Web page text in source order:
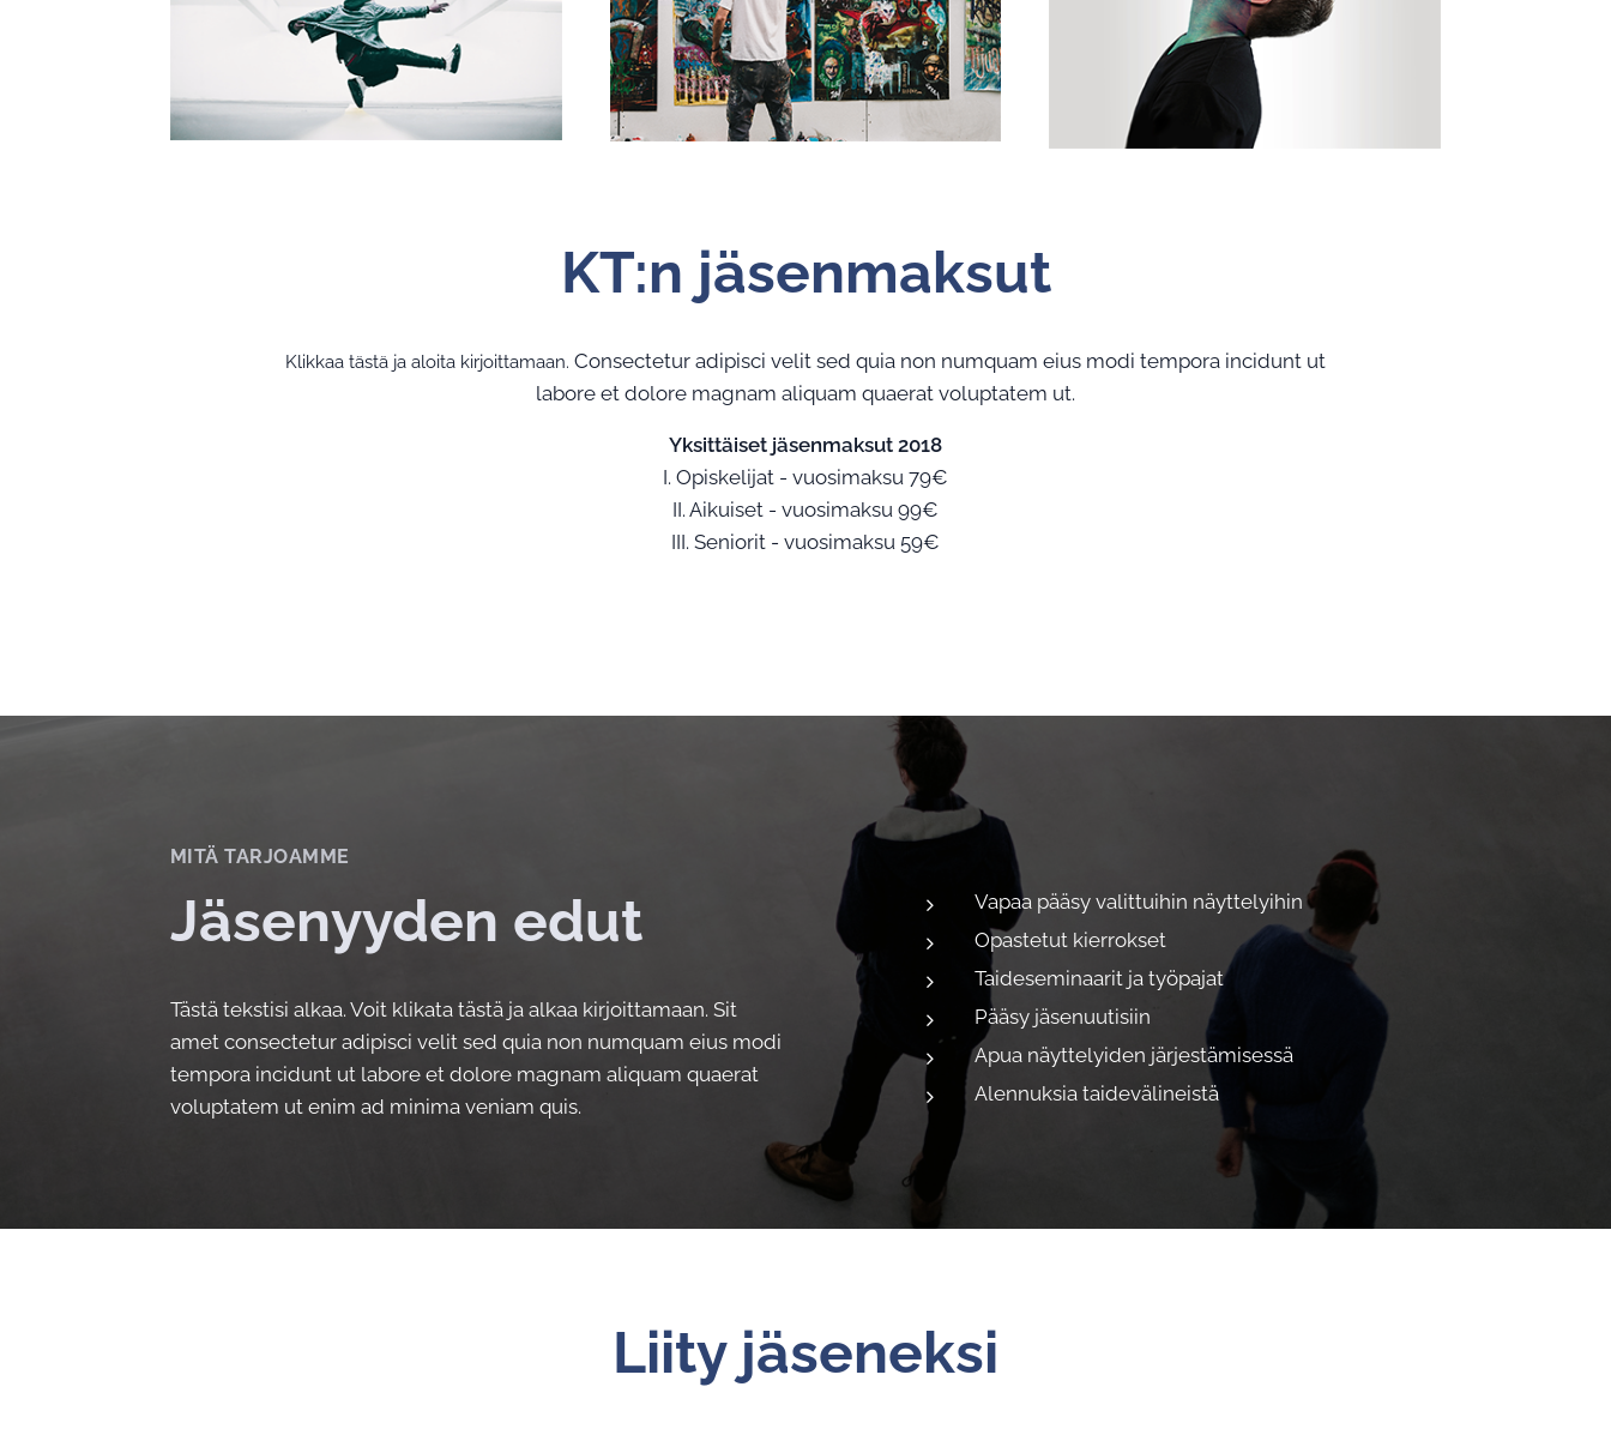
KT:n jäsenmaksut
Klikkaa tästä ja aloita kirjoittamaan. Consectetur adipisci velit sed quia non numquam eius modi tempora incidunt ut
labore et dolore magnam aliquam quaerat voluptatem ut.
Yksittäiset jäsenmaksut 2018
I. Opiskelijat - vuosimaksu 79€
II. Aikuiset - vuosimaksu 99€
III. Seniorit - vuosimaksu 59€
MITÄ TARJOAMME
Jäsenyyden edut
Tästä tekstisi alkaa. Voit klikata tästä ja alkaa kirjoittamaan. Sit
amet consectetur adipisci velit sed quia non numquam eius modi
tempora incidunt ut labore et dolore magnam aliquam quaerat
voluptatem ut enim ad minima veniam quis.
Vapaa pääsy valittuihin näyttelyihin
Opastetut kierrokset
Taideseminaarit ja työpajat
Pääsy jäsenuutisiin
Apua näyttelyiden järjestämisessä
Alennuksia taidevälineistä
Liity jäseneksi